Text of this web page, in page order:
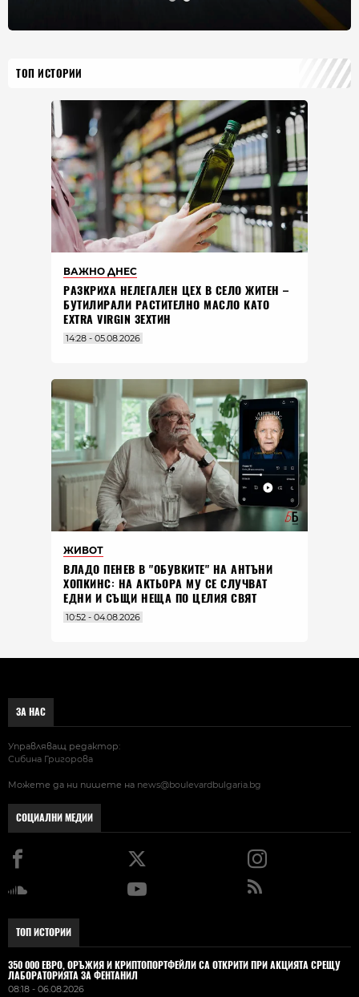
ТОП ИСТОРИИ
ВАЖНО ДНЕС
РАЗКРИХА НЕЛЕГАЛЕН ЦЕХ В СЕЛО ЖИТЕН –
БУТИЛИРАЛИ РАСТИТЕЛНО МАСЛО КАТО
EXTRA VIRGIN ЗЕХТИН
14:28 - 05.08.2026
ЖИВОТ
ВЛАДO ПЕНЕВ В "ОБУВКИТЕ" НА АНТЪНИ
ХОПКИНС: НА АКТЬОРА МУ СЕ СЛУЧВАТ
ЕДНИ И СЪЩИ НЕЩА ПО ЦЕЛИЯ СВЯТ
10:52 - 04.08.2026
ЗА НАС
Управляващ редактор:
Сибина Григорова
Можете да ни пишете на news@boulevardbulgaria.bg
СОЦИАЛНИ МЕДИИ
ТОП ИСТОРИИ
350 000 ЕВРО, ОРЪЖИЯ И КРИПТОПОРТФЕЙЛИ СА ОТКРИТИ ПРИ АКЦИЯТА СРЕЩУ
ЛАБОРАТОРИЯТА ЗА ФЕНТАНИЛ
08:18 - 06.08.2026